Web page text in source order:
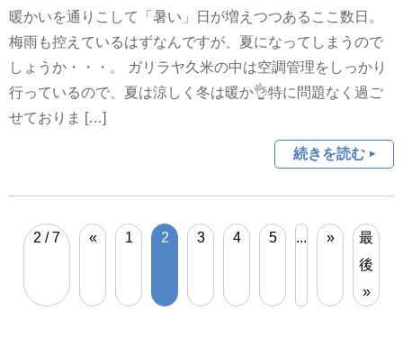
暖かいを通りこして「暑い」日が増えつつあるここ数日。
梅雨も控えているはずなんですが、夏になってしまうので
しょうか・・・。 ガリラヤ久米の中は空調管理をしっかり
行っているので、夏は涼しく冬は暖か👌特に問題なく過ご
せておりま […]
続きを読む
2 / 7 « 1 2 3 4 5 ... »
最
後
»